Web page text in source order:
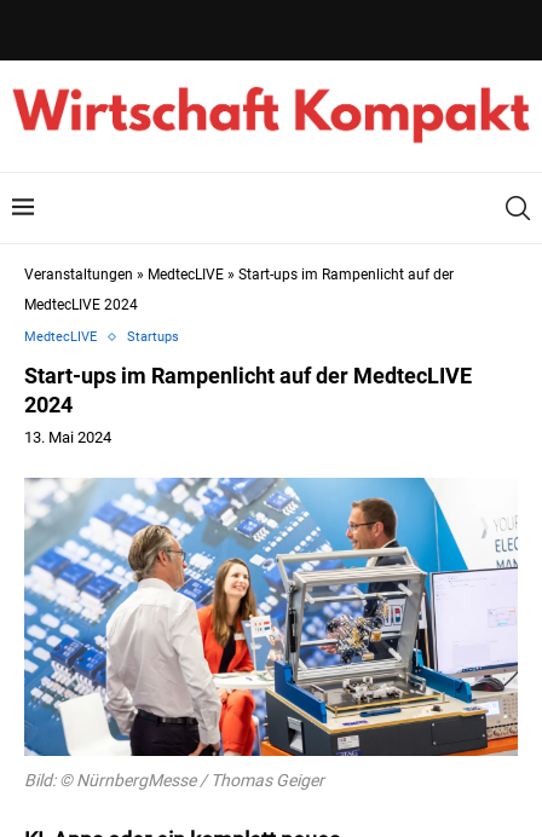
Veranstaltungen » MedtecLIVE » Start-ups im Rampenlicht auf der
MedtecLIVE 2024
MedtecLIVE Startups
Start-ups im Rampenlicht auf der MedtecLIVE
2024
13. Mai 2024
Bild: © NürnbergMesse / Thomas Geiger